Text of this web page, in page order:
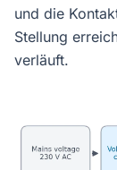
und die
Stellung
verläuft.